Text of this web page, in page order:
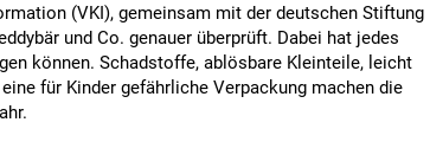
(VKI), gemeinsam mit der deutschen Stiftung
und Co. genauer überprüft. Dabei hat jedes
können. Schadstoffe, ablösbare Kleinteile, leicht
für Kinder gefährliche Verpackung machen die